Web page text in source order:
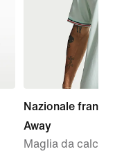
Nazionale
Away
Maglia da calcio